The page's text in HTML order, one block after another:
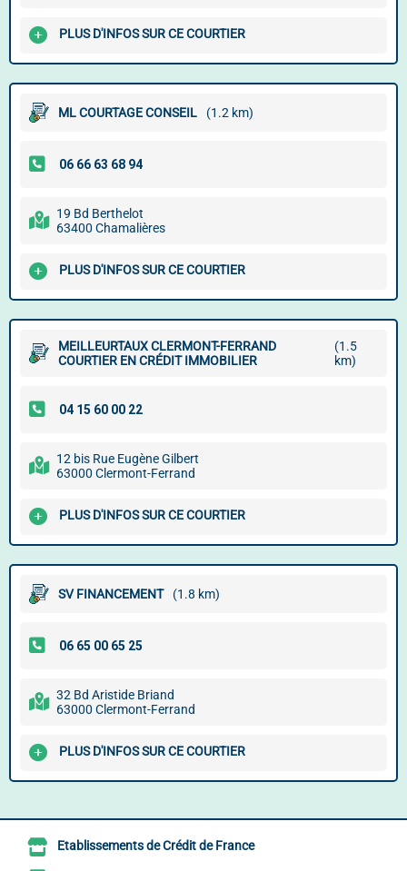
PLUS D'INFOS SUR CE COURTIER
ML COURTAGE CONSEIL (1.2 km)
19 Bd Berthelot
63400 Chamalières
PLUS D'INFOS SUR CE COURTIER
MEILLEURTAUX CLERMONT-FERRAND
COURTIER EN CRÉDIT IMMOBILIER
(1.5
km)
12 bis Rue Eugène Gilbert
63000 Clermont-Ferrand
PLUS D'INFOS SUR CE COURTIER
SV FINANCEMENT (1.8 km)
32 Bd Aristide Briand
63000 Clermont-Ferrand
PLUS D'INFOS SUR CE COURTIER
Etablissements de Crédit de France